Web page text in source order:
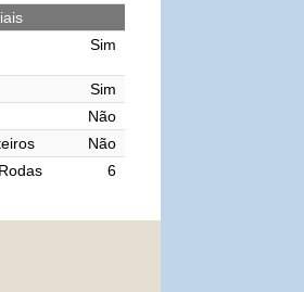
Sim
Sim
Não
Não
6